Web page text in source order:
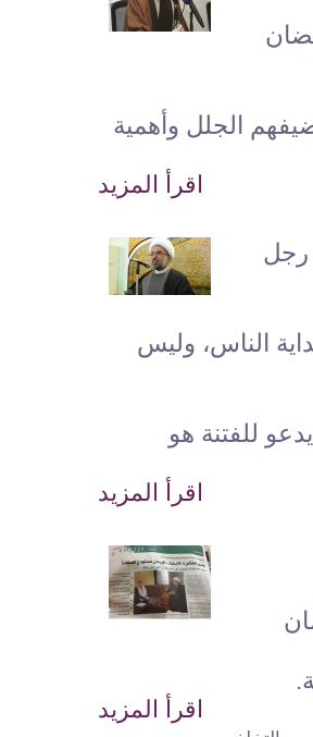
الجلل وأهمية
اقرأ المزيد
رجل
الناس، وليس
للفتنة هو
اقرأ المزيد
اقرأ المزيد